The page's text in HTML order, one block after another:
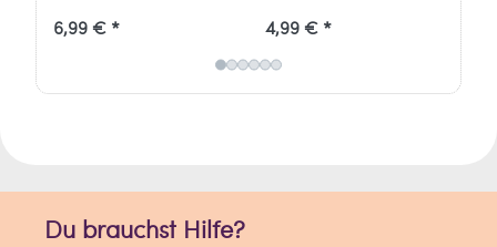
6,99 € * 4,99 € *
Du brauchst Hilfe?